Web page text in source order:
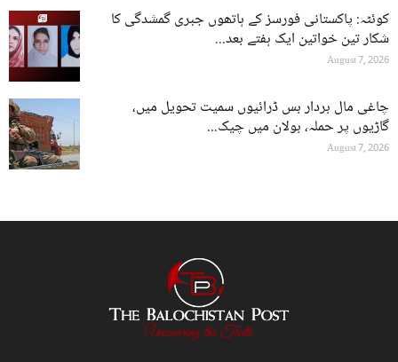
کوئٹہ: پاکستانی فورسز کے ہاتھوں جبری گمشدگی کا
شکار تین خواتین ایک ہفتے بعد...
August 7, 2026
چاغی مال بردار بس ڈرائیوں سمیت تحویل میں،
گاڑیوں پر حملہ، بولان میں چیک...
August 7, 2026